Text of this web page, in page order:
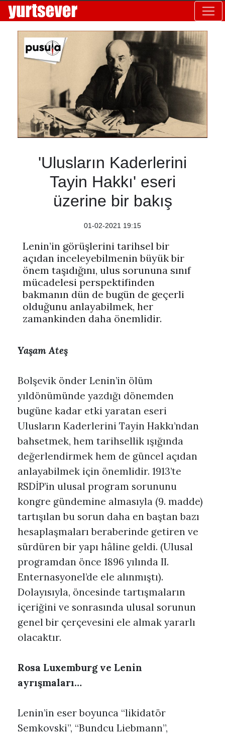
'Ulusların Kaderlerini
Tayin Hakkı' eseri
üzerine bir bakış
01-02-2021 19:15
Lenin’in görüşlerini tarihsel bir
açıdan inceleyebilmenin büyük bir
önem taşıdığını, ulus sorununa sınıf
mücadelesi perspektifinden
bakmanın dün de bugün de geçerli
olduğunu anlayabilmek, her
zamankinden daha önemlidir.
Yaşam Ateş
Bolşevik önder Lenin’in ölüm
yıldönümünde yazdığı dönemden
bugüne kadar etki yaratan eseri
Ulusların Kaderlerini Tayin Hakkı’ndan
bahsetmek, hem tarihsellik ışığında
değerlendirmek hem de güncel açıdan
anlayabilmek için önemlidir. 1913’te
RSDİP’in ulusal program sorununu
kongre gündemine almasıyla (9. madde)
tartışılan bu sorun daha en baştan bazı
hesaplaşmaları beraberinde getiren ve
sürdüren bir yapı hâline geldi. (Ulusal
programdan önce 1896 yılında II.
Enternasyonel’de ele alınmıştı).
Dolayısıyla, öncesinde tartışmaların
içeriğini ve sonrasında ulusal sorunun
genel bir çerçevesini ele almak yararlı
olacaktır.
Rosa Luxemburg ve Lenin
ayrışmaları…
Lenin’in eser boyunca “likidatör
Semkovski”, “Bundcu Liebmann”,